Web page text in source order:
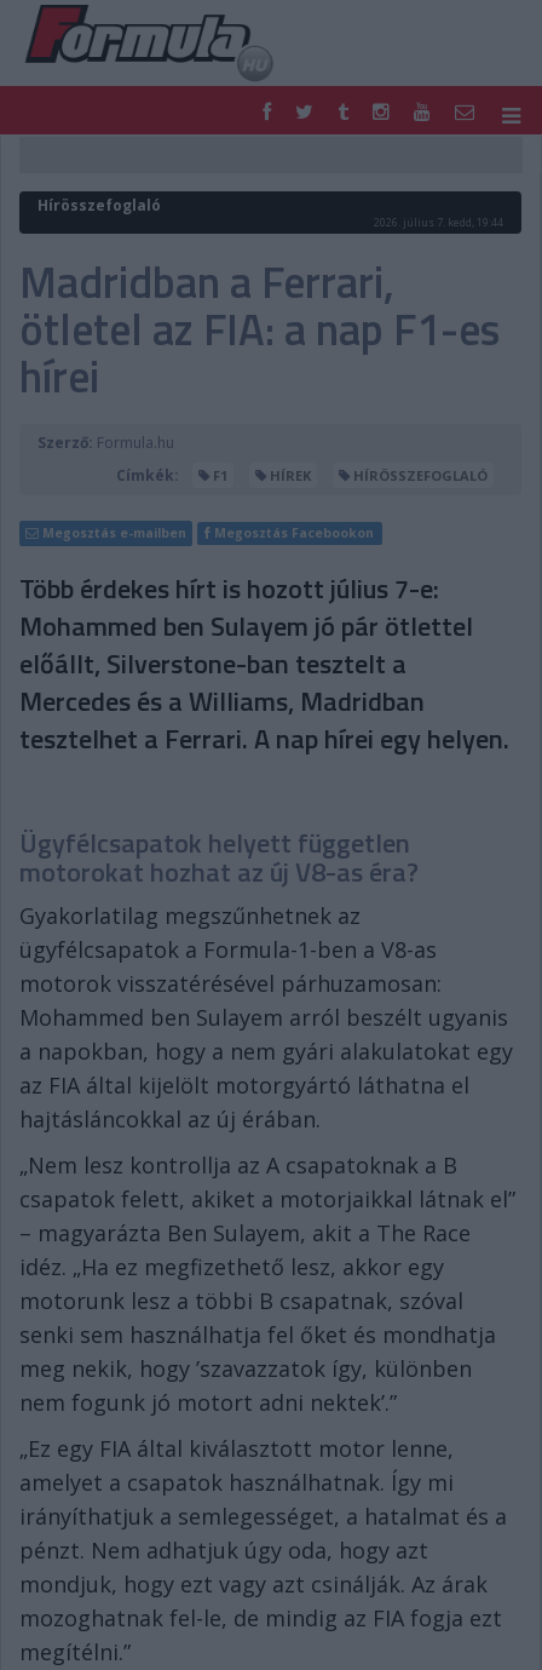
FORMULA
MOTOR
PODCAST
SHOP
LIVE
DIGITÁLIS MAGAZIN
PONTÁLLÁSOK
VERSENYNAPTÁRAK
Hírösszefoglaló
2026. július 7. kedd, 19:44
Madridban a Ferrari,
ötletel az FIA: a nap F1-es
hírei
Szerző: Formula.hu
Címkék:
F1 HÍREK HÍRÖSSZEFOGLALÓ
Megosztás e-mailben Megosztás Facebookon
Több érdekes hírt is hozott július 7-e:
Mohammed ben Sulayem jó pár ötlettel
előállt, Silverstone-ban tesztelt a
Mercedes és a Williams, Madridban
tesztelhet a Ferrari. A nap hírei egy helyen.
Ügyfélcsapatok helyett független
motorokat hozhat az új V8-as éra?
Gyakorlatilag megszűnhetnek az
ügyfélcsapatok a Formula-1-ben a V8-as
motorok visszatérésével párhuzamosan:
Mohammed ben Sulayem arról beszélt ugyanis
a napokban, hogy a nem gyári alakulatokat egy
az FIA által kijelölt motorgyártó láthatna el
hajtásláncokkal az új érában.
„Nem lesz kontrollja az A csapatoknak a B
csapatok felett, akiket a motorjaikkal látnak el”
– magyarázta Ben Sulayem, akit a The Race
idéz. „Ha ez megfizethető lesz, akkor egy
motorunk lesz a többi B csapatnak, szóval
senki sem használhatja fel őket és mondhatja
meg nekik, hogy ’szavazzatok így, különben
nem fogunk jó motort adni nektek’.”
„Ez egy FIA által kiválasztott motor lenne,
amelyet a csapatok használhatnak. Így mi
irányíthatjuk a semlegességet, a hatalmat és a
pénzt. Nem adhatjuk úgy oda, hogy azt
mondjuk, hogy ezt vagy azt csinálják. Az árak
mozoghatnak fel-le, de mindig az FIA fogja ezt
megítélni.”